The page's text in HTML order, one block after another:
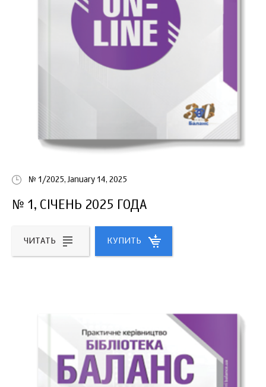
№ 1/2025, January 14, 2025
№ 1, СІЧЕНЬ 2025 ГОДА
ЧИТАТЬ КУПИТЬ